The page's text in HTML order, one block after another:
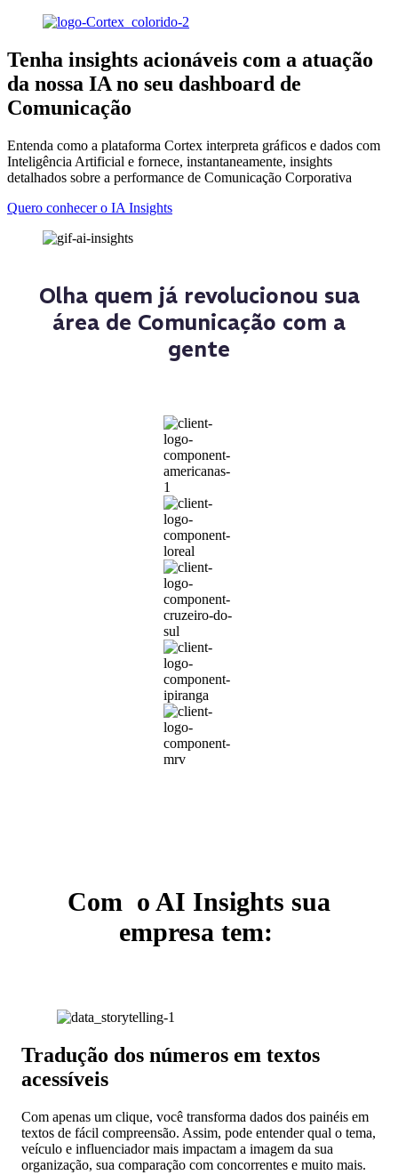
Tenha insights acionáveis com a atuação
da nossa IA no seu dashboard de
Comunicação
Entenda como a plataforma Cortex interpreta gráficos e dados com
Inteligência Artificial e fornece, instantaneamente, insights
detalhados sobre a performance de Comunicação Corporativa
Quero conhecer o IA Insights
Olha quem já revolucionou sua
área de Comunicação com a
gente
Com o AI Insights sua
empresa tem:
Tradução dos números em textos
acessíveis
Com apenas um clique, você transforma dados dos painéis em
textos de fácil compreensão. Assim, pode entender qual o tema,
veículo e influenciador mais impactam a imagem da sua
organização, sua comparação com concorrentes e muito mais.